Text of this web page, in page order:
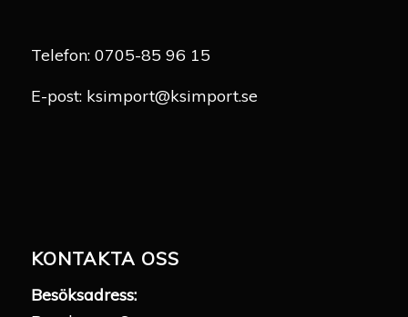
Telefon: 0705-85 96 15
E-post: ksimport@ksimport.se
KONTAKTA OSS
Besöksadress: